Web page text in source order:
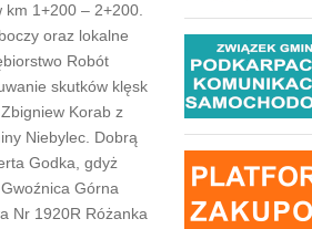
1+200 – 2+200.
oraz lokalne
Robót
skutków klęsk
Korab z
Niebylec. Dobrą
Godka, gdyż
Górna
Nr 1920R Różanka